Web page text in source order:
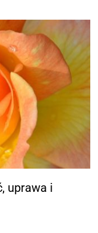
uprawa i